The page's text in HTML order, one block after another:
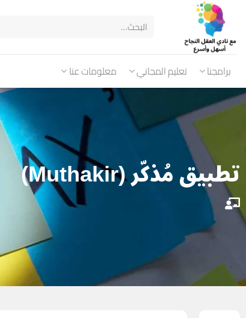
برامجنا تعليم المجاني معلومات عنا
تطبيق مُذكّر (Muthakir)